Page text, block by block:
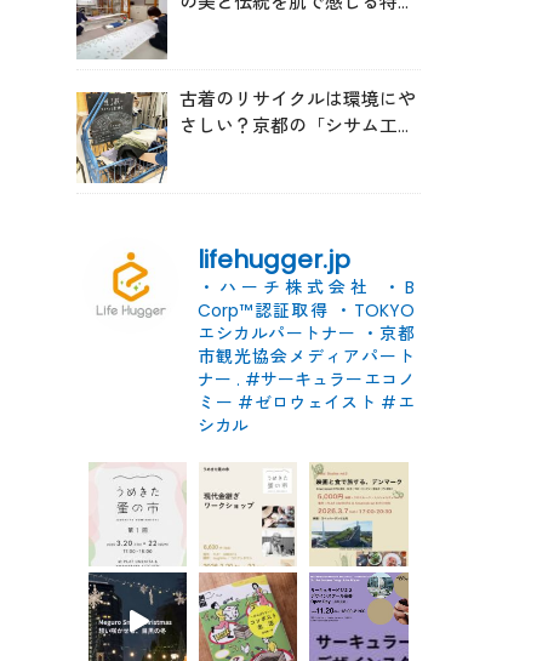
古着のリサイクルは環境にや
さしい？京都の「シサム工
lifehugger.jp
・ハーチ株式会社
・B
Corp™認証取得 ・TOKYO
エシカルパートナー ・京都
市観光協会メディアパート
ナー . #サーキュラーエコノ
ミー #ゼロウェイスト #エ
シカル